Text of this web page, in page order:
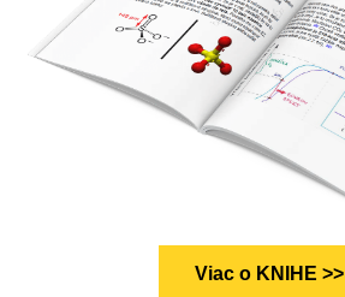
Viac o KNIHE >>